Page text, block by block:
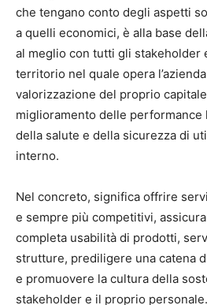
che tengano conto degli aspetti
a quelli economici, è alla base
al meglio con tutti gli stakeholder
territorio nel quale opera
valorizzazione del proprio
miglioramento delle performance
della salute e della sicurezza di
interno.
Nel concreto, significa offrire
e sempre più competitivi,
completa usabilità di prodotti,
strutture, prediligere una catena
e promuovere la cultura della
stakeholder e il proprio personale.